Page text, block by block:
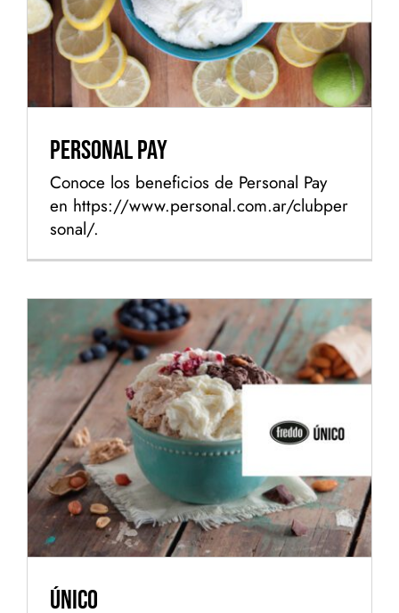
Personal Pay
Conoce los beneficios de Personal Pay
en https://www.personal.com.ar/clubper
sonal/.
Único
Único